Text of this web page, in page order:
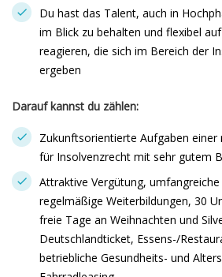
Du hast das Talent, auch in
im Blick zu behalten und flexibel
reagieren, die sich im Bereich der
ergeben
Darauf kannst du zählen:
Zukunftsorientierte Aufgaben
für Insolvenzrecht mit sehr gutem
Attraktive Vergütung,
regelmäßige Weiterbildungen, 30
freie Tage an Weihnachten und
Deutschlandticket, Essens-/
betriebliche Gesundheits- und